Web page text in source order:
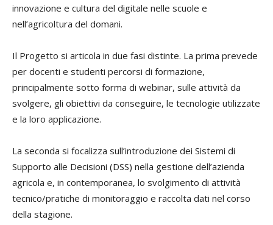
innovazione e cultura del digitale nelle scuole e
nell’agricoltura del domani.
Il Progetto si articola in due fasi distinte. La prima prevede
per docenti e studenti percorsi di formazione,
principalmente sotto forma di webinar, sulle attività da
svolgere, gli obiettivi da conseguire, le tecnologie utilizzate
e la loro applicazione.
La seconda si focalizza sull’introduzione dei Sistemi di
Supporto alle Decisioni (DSS) nella gestione dell’azienda
agricola e, in contemporanea, lo svolgimento di attività
tecnico/pratiche di monitoraggio e raccolta dati nel corso
della stagione.